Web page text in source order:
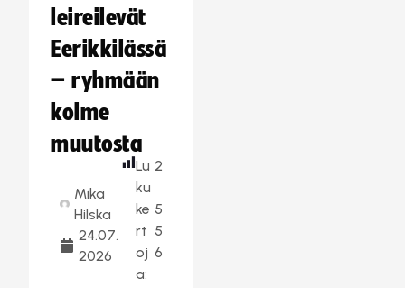
leireilevät
Eerikkilässä
– ryhmään
kolme
muutosta
Mika
Hilska
24.07.
2026
Lu
ku
ke
rt
oj
a:
2
5
5
6